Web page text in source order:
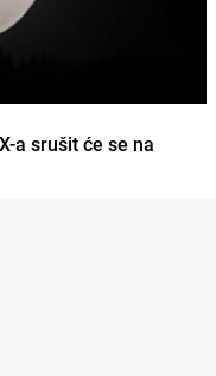
a srušit će se na